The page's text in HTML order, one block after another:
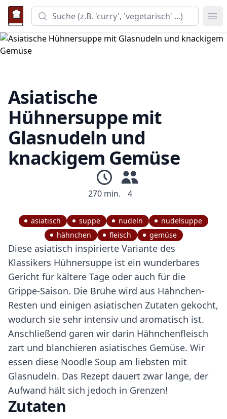
Suche
Asiatische
Hühnersuppe mit
Glasnudeln und
knackigem Gemüse
270 min. 4
asiatisch suppe nudeln
nudelsuppe
hähnchen
fleisch gemüse
Diese asiatisch inspirierte Variante des
Klassikers Hühnersuppe ist ein wunderbares
Gericht für kältere Tage oder auch für die
Grippe-Saison. Die Brühe wird aus Hähnchen-
Resten und einigen asiatischen Zutaten gekocht,
wodurch sie sehr intensiv und aromatisch ist.
Anschließend garen wir darin Hähnchenfleisch
zart und blanchieren asiatisches Gemüse. Wir
essen diese Noodle Soup am liebsten mit
Glasnudeln. Das Rezept dauert zwar lange, der
Aufwand hält sich jedoch in Grenzen!
Zutaten